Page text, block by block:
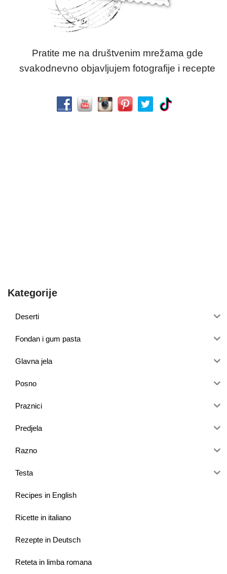
Pratite me na društvenim mrežama gde
svakodnevno objavljujem fotografije i recepte
Kategorije
Deserti
Fondan i gum pasta
Glavna jela
Posno
Praznici
Predjela
Razno
Testa
Recipes in English
Ricette in italiano
Rezepte in Deutsch
Reteta in limba romana